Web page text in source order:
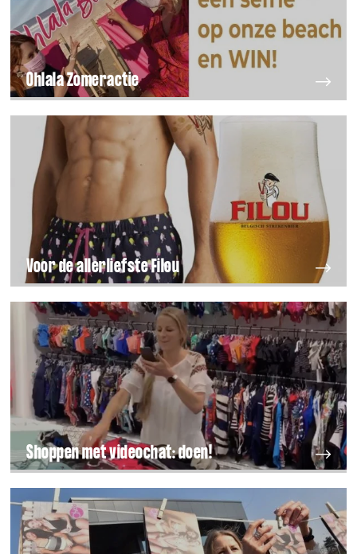
Ohlala Zomeractie
Voor de allerliefste Filou
Shoppen met videochat: doen!